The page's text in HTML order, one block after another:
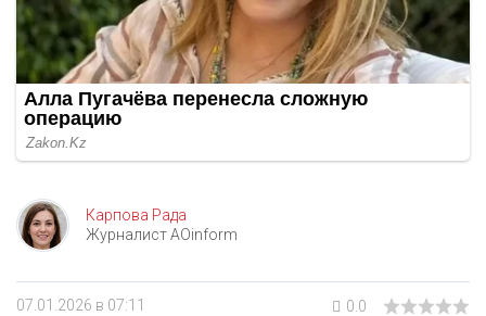
Карпова Рада
Журналист AOinform
07.01.2026 в 07:11 0.0